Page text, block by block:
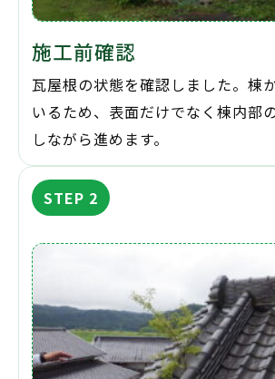
施工前確認
瓦屋根の状態を確認しました。棟
いるため、表面だけでなく棟内部
しながら進めます。
STEP 2